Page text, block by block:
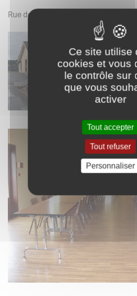
Rue des Parriauds - Cité des Quarts
Ce site utilise
cookies et vous
le contrôle sur
que vous
activer
Tout accepter
Tout refuser
Personnaliser